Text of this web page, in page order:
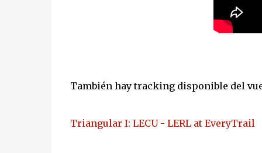
También hay tracking disponible del
Triangular I: LECU - LERL at EveryTrail